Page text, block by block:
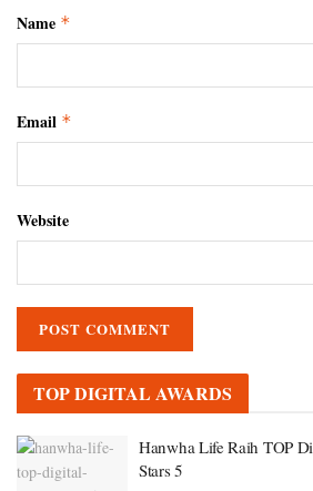
Name *
Email *
Website
TOP DIGITAL AWARDS
Hanwha Life Raih TOP
Stars 5